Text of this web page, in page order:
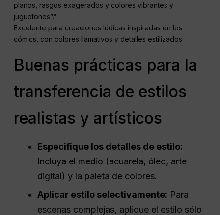
planos, rasgos exagerados y colores vibrantes y
juguetones”.”
Excelente para creaciones lúdicas inspiradas en los
cómics, con colores llamativos y detalles estilizados.
Buenas prácticas para la
transferencia de estilos
realistas y artísticos
Especifique los detalles de estilo:
Incluya el medio (acuarela, óleo, arte
digital) y la paleta de colores.
Aplicar estilo selectivamente: Para
escenas complejas, aplique el estilo sólo